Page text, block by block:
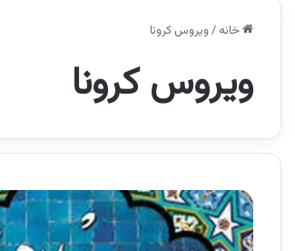
خانه /ویروس کرونا
ویروس کرونا